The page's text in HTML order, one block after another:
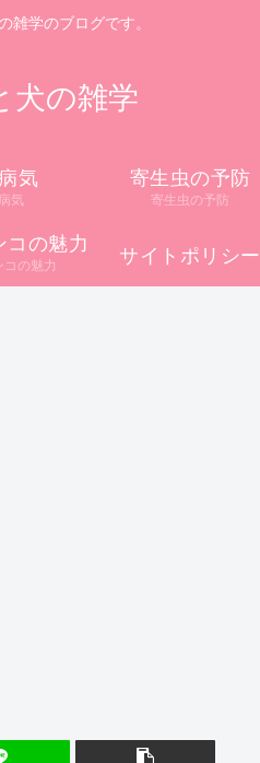
雑学のブログです。
犬の雑学
気
気
寄生虫の予防
寄生虫の予防
コの魅力
の魅力 サイトポリシー